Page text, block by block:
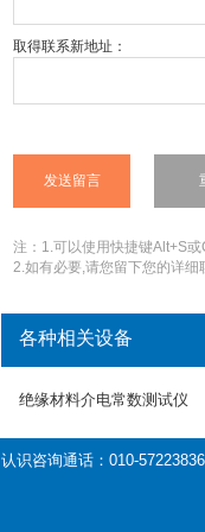
取得联系新地址：
注：1.可以使用快捷键Alt+S
2.如有必要,请您留下您的详细
各种相关设备
绝缘材料介电常数测试仪
认识咨询通话：010-